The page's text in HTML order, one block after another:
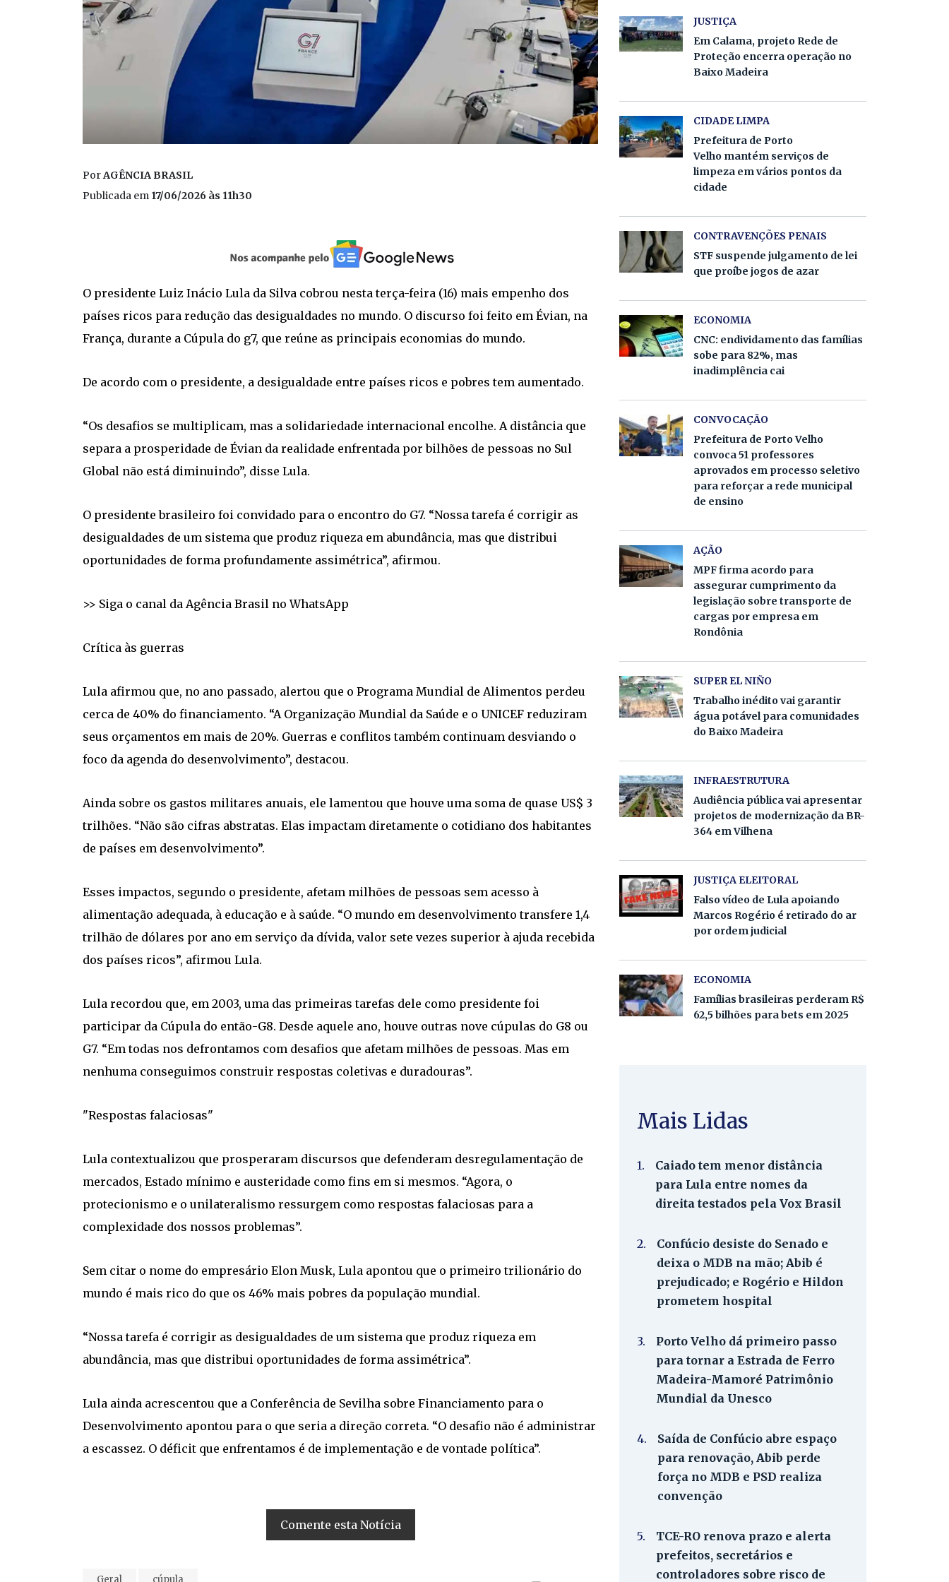
PorAGÊNCIA BRASIL
Publicada em 17/06/2026 às 11h30
O presidente Luiz Inácio Lula da Silva cobrou nesta terça-feira (16) mais empenho dos
países ricos para redução das desigualdades no mundo. O discurso foi feito em Évian, na
França, durante a Cúpula do g7, que reúne as principais economias do mundo.
De acordo com o presidente, a desigualdade entre países ricos e pobres tem aumentado.
“Os desafios se multiplicam, mas a solidariedade internacional encolhe. A distância que
separa a prosperidade de Évian da realidade enfrentada por bilhões de pessoas no Sul
Global não está diminuindo”, disse Lula.
O presidente brasileiro foi convidado para o encontro do G7. “Nossa tarefa é corrigir as
desigualdades de um sistema que produz riqueza em abundância, mas que distribui
oportunidades de forma profundamente assimétrica”, afirmou.
>> Siga o canal da Agência Brasil no WhatsApp
Crítica às guerras
Lula afirmou que, no ano passado, alertou que o Programa Mundial de Alimentos perdeu
cerca de 40% do financiamento. “A Organização Mundial da Saúde e o UNICEF reduziram
seus orçamentos em mais de 20%. Guerras e conflitos também continuam desviando o
foco da agenda do desenvolvimento”, destacou.
Ainda sobre os gastos militares anuais, ele lamentou que houve uma soma de quase US$ 3
trilhões. “Não são cifras abstratas. Elas impactam diretamente o cotidiano dos habitantes
de países em desenvolvimento”.
Esses impactos, segundo o presidente, afetam milhões de pessoas sem acesso à
alimentação adequada, à educação e à saúde. “O mundo em desenvolvimento transfere 1,4
trilhão de dólares por ano em serviço da dívida, valor sete vezes superior à ajuda recebida
dos países ricos”, afirmou Lula.
Lula recordou que, em 2003, uma das primeiras tarefas dele como presidente foi
participar da Cúpula do então-G8. Desde aquele ano, houve outras nove cúpulas do G8 ou
G7. “Em todas nos defrontamos com desafios que afetam milhões de pessoas. Mas em
nenhuma conseguimos construir respostas coletivas e duradouras”.
"Respostas falaciosas"
Lula contextualizou que prosperaram discursos que defenderam desregulamentação de
mercados, Estado mínimo e austeridade como fins em si mesmos. “Agora, o
protecionismo e o unilateralismo ressurgem como respostas falaciosas para a
complexidade dos nossos problemas”.
Sem citar o nome do empresário Elon Musk, Lula apontou que o primeiro trilionário do
mundo é mais rico do que os 46% mais pobres da população mundial.
“Nossa tarefa é corrigir as desigualdades de um sistema que produz riqueza em
abundância, mas que distribui oportunidades de forma assimétrica”.
Lula ainda acrescentou que a Conferência de Sevilha sobre Financiamento para o
Desenvolvimento apontou para o que seria a direção correta. “O desafio não é administrar
a escassez. O déficit que enfrentamos é de implementação e de vontade política”.
Comente esta Notícia
Geral cúpula
JUSTIÇA
Em Calama, projeto Rede de
Proteção encerra operação no
Baixo Madeira
CIDADE LIMPA
Prefeitura de Porto
Velho mantém serviços de
limpeza em vários pontos da
cidade
CONTRAVENÇÕES PENAIS
STF suspende julgamento de lei
que proíbe jogos de azar
ECONOMIA
CNC: endividamento das famílias
sobe para 82%, mas
inadimplência cai
CONVOCAÇÃO
Prefeitura de Porto Velho
convoca 51 professores
aprovados em processo seletivo
para reforçar a rede municipal
de ensino
AÇÃO
MPF firma acordo para
assegurar cumprimento da
legislação sobre transporte de
cargas por empresa em
Rondônia
SUPER EL NIÑO
Trabalho inédito vai garantir
água potável para comunidades
do Baixo Madeira
INFRAESTRUTURA
Audiência pública vai apresentar
projetos de modernização da BR-
364 em Vilhena
JUSTIÇA ELEITORAL
Falso vídeo de Lula apoiando
Marcos Rogério é retirado do ar
por ordem judicial
ECONOMIA
Famílias brasileiras perderam R$
62,5 bilhões para bets em 2025
Mais Lidas
1.
Caiado tem menor distância
para Lula entre nomes da
direita testados pela Vox Brasil
2.
Confúcio desiste do Senado e
deixa o MDB na mão; Abib é
prejudicado; e Rogério e Hildon
prometem hospital
3.
Porto Velho dá primeiro passo
para tornar a Estrada de Ferro
Madeira-Mamoré Patrimônio
Mundial da Unesco
4.
Saída de Confúcio abre espaço
para renovação, Abib perde
força no MDB e PSD realiza
convenção
5.
TCE-RO renova prazo e alerta
prefeitos, secretários e
controladores sobre risco de